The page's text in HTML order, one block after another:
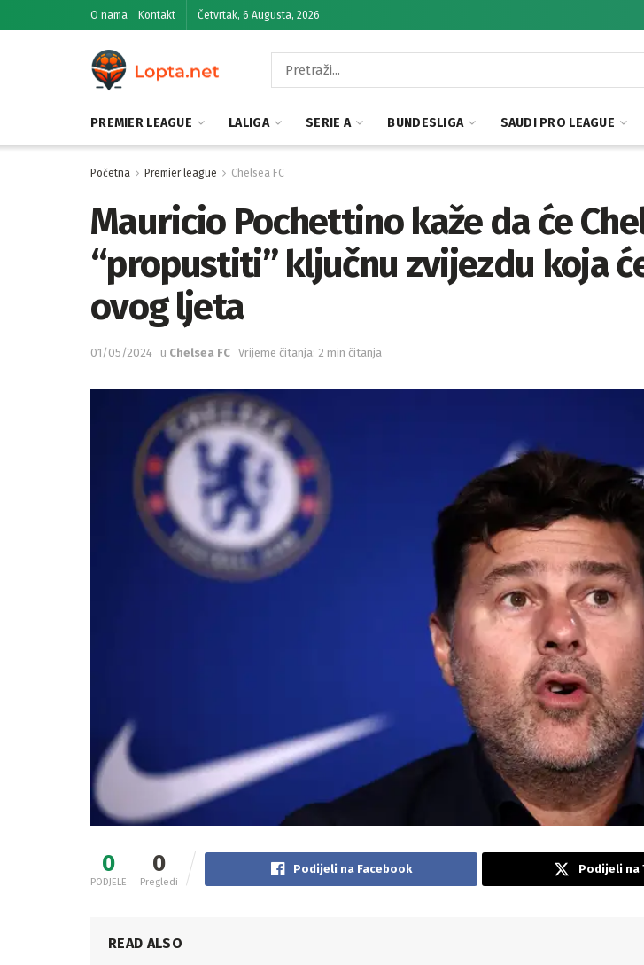
O nama Kontakt Četvrtak, 6 Augusta, 2026
PREMIER LEAGUE LALIGA SERIE A BUNDESLIGA SAUDI PRO LEAGUE
Početna Premier league Chelsea FC
Mauricio Pochettino kaže da će
“propustiti” ključnu zvijezdu koja
ovog ljeta
01/05/2024 u Chelsea FC Vrijeme čitanja: 2 min čitanja
0
PODJELE
0
Pregledi
Podijeli na Facebook Podijeli na
READ ALSO